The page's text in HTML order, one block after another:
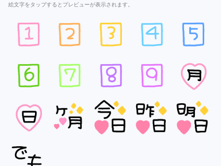
絵文字をタップするとプレビューが表示されます。